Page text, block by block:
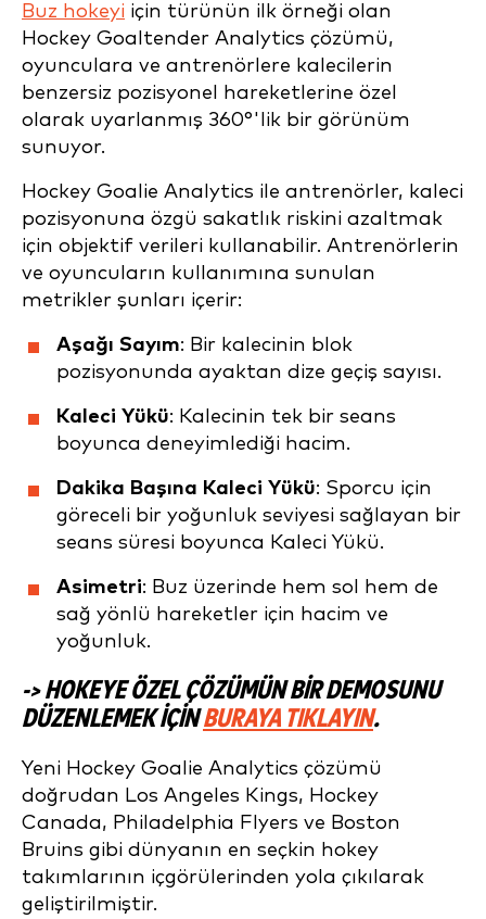
Buz hokeyi için türünün ilk örneği olan
Hockey Goaltender Analytics çözümü,
oyunculara ve antrenörlere kalecilerin
benzersiz pozisyonel hareketlerine özel
olarak uyarlanmış 360°'lik bir görünüm
sunuyor.
Hockey Goalie Analytics ile antrenörler, kaleci
pozisyonuna özgü sakatlık riskini azaltmak
için objektif verileri kullanabilir. Antrenörlerin
ve oyuncuların kullanımına sunulan
metrikler şunları içerir:
Aşağı Sayım: Bir kalecinin blok
pozisyonunda ayaktan dize geçiş sayısı.
Kaleci Yükü: Kalecinin tek bir seans
boyunca deneyimlediği hacim.
Dakika Başına Kaleci Yükü: Sporcu için
göreceli bir yoğunluk seviyesi sağlayan bir
seans süresi boyunca Kaleci Yükü.
Asimetri: Buz üzerinde hem sol hem de
sağ yönlü hareketler için hacim ve
yoğunluk.
-> HOKEYE ÖZEL ÇÖZÜMÜN BIR DEMOSUNU
DÜZENLEMEK IÇINBURAYA TIKLAYIN.
Yeni Hockey Goalie Analytics çözümü
doğrudan Los Angeles Kings, Hockey
Canada, Philadelphia Flyers ve Boston
Bruins gibi dünyanın en seçkin hokey
takımlarının içgörülerinden yola çıkılarak
geliştirilmiştir.